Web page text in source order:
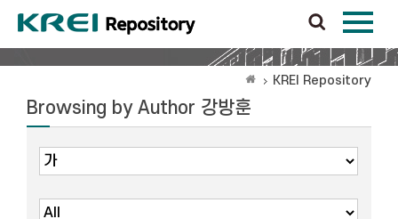
KREI Repository
Browsing by Author 강방훈